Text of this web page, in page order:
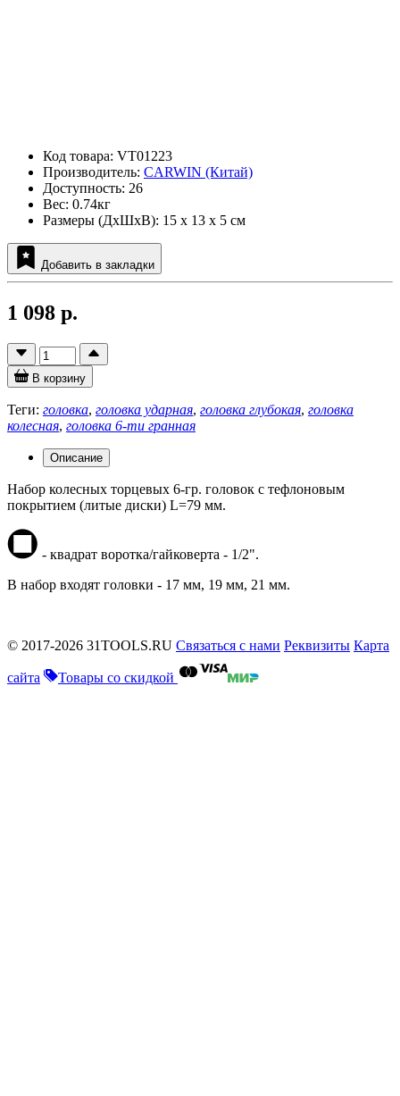
Код товара: VT01223
Производитель: CARWIN (Китай)
Доступность: 26
Вес: 0.74кг
Размеры (ДxШxВ): 15 x 13 x 5 см
Добавить в закладки
1 098 р.
В корзину
Теги: головка, головка ударная, головка глубокая, головка
колесная, головка 6-ти гранная
Описание
Набор колесных торцевых 6-гр. головок с тефлоновым
покрытием (литые диски) L=79 мм.
- квадрат воротка/гайковерта - 1/2".
В набор входят головки - 17 мм, 19 мм, 21 мм.
© 2017-2026 31TOOLS.RU Связаться с нами Реквизиты Карта
сайта Товары со скидкой